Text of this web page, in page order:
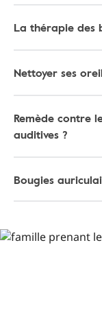
La thérapie des
Nettoyer ses
Remède contre
auditives ?
Bougies